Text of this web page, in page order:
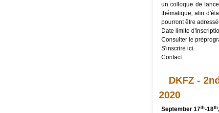
un colloque de
thématique, afin
pourront être
Date limite
Consulter le
S'inscrire ici.
Contact
DKFZ -
2020
September 17th-18th